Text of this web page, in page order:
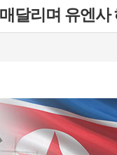
달리며 유엔